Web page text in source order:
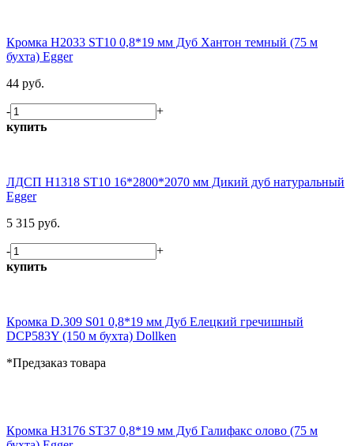
Кромка H2033 ST10 0,8*19 мм Дуб Хантон темный (75 м
бухта) Egger
44 руб.
-
+
купить
ЛДСП H1318 ST10 16*2800*2070 мм Дикий дуб натуральный
Egger
5 315 руб.
-
+
купить
Кромка D.309 S01 0,8*19 мм Дуб Елецкий гречишный
DCP583Y (150 м бухта) Dollken
*Предзаказ товара
Кромка H3176 ST37 0,8*19 мм Дуб Галифакс олово (75 м